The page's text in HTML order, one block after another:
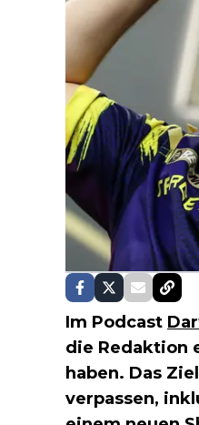
Im Podcast
die Redaktion
haben. Das
verpassen,